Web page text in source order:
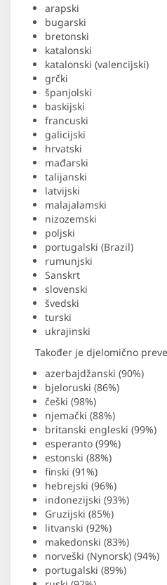
arapski
bugarski
bretonski
katalonski
katalonski (valencijski)
grčki
španjolski
baskijski
francuski
galicijski
hrvatski
mađarski
talijanski
latvijski
malajalamski
nizozemski
poljski
portugalski (Brazil)
rumunjski
Sanskrt
slovenski
švedski
turski
ukrajinski
Također je djelomično
azerbajdžanski (90%)
bjeloruski (86%)
češki (98%)
njemački (88%)
britanski engleski (99%)
esperanto (99%)
estonski (88%)
finski (91%)
hebrejski (96%)
indonezijski (93%)
Gruzijski (85%)
litvanski (92%)
makedonski (83%)
norveški (Nynorsk) (94%)
portugalski (89%)